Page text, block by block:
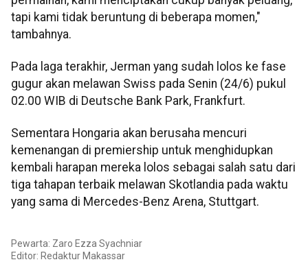
tapi kami tidak beruntung di beberapa momen,"
tambahnya.
Pada laga terakhir, Jerman yang sudah lolos ke fase
gugur akan melawan Swiss pada Senin (24/6) pukul
02.00 WIB di Deutsche Bank Park, Frankfurt.
Sementara Hongaria akan berusaha mencuri
kemenangan di premiership untuk menghidupkan
kembali harapan mereka lolos sebagai salah satu dari
tiga tahapan terbaik melawan Skotlandia pada waktu
yang sama di Mercedes-Benz Arena, Stuttgart.
Pewarta: Zaro Ezza Syachniar
Editor: Redaktur Makassar